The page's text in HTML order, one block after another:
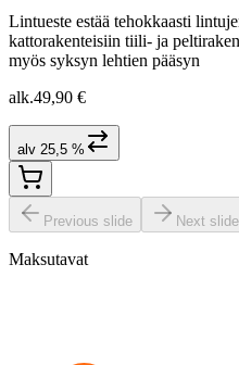
Lintueste estää tehokkaasti
kattorakenteisiin tiili- ja
myös syksyn lehtien pääsyn
alk.49,90 €
alv 25,5 %
Previous slide Next slide
Maksutavat